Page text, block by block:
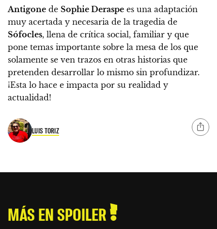
Antigone de Sophie Deraspe es una adaptación
muy acertada y necesaria de la tragedia de
Sófocles, llena de crítica social, familiar y que
pone temas importante sobre la mesa de los que
solamente se ven trazos en otras historias que
pretenden desarrollar lo mismo sin profundizar.
¡Esta lo hace e impacta por su realidad y
actualidad!
LUIS TORIZ
MÁS EN SPOILER